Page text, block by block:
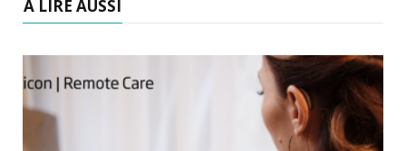
À LIRE AUSSI